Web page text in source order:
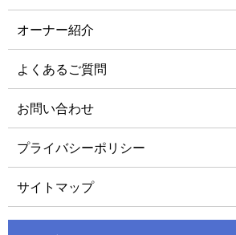
オーナー紹介
よくあるご質問
お問い合わせ
プライバシーポリシー
サイトマップ